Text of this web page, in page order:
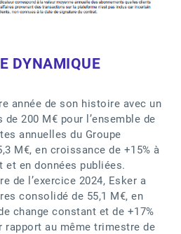
DYNAMIQUE
année de son histoire avec un
200 M€ pour l’ensemble de
annuelles du Groupe
M€, en croissance de +15% à
et en données publiées.
de l’exercice 2024, Esker a
consolidé de 55,1 M€, en
change constant et de +17%
rapport au même trimestre de